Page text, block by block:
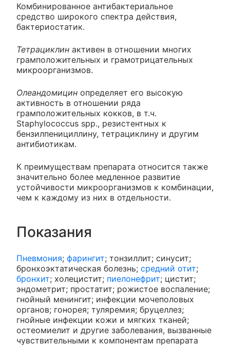
Комбинированное антибактериальное
средство широкого спектра действия,
бактериостатик.
Тетрациклин активен в отношении многих
грамположительных и грамотрицательных
микроорганизмов.
Олеандомицин определяет его высокую
активность в отношении ряда
грамположительных кокков, в т.ч.
Staphylococcus spp., резистентных к
бензилпенициллину, тетрациклину и другим
антибиотикам.
К преимуществам препарата относится также
значительно более медленное развитие
устойчивости микроорганизмов к комбинации,
чем к каждому из них в отдельности.
Показания
Пневмония; фарингит; тонзиллит; синусит;
бронхоэктатическая болезнь; средний отит;
бронхит; холецистит; пиелонефрит; цистит;
эндометрит; простатит; рожистое воспаление;
гнойный менингит; инфекции мочеполовых
органов; гонорея; туляремия; бруцеллез;
гнойные инфекции кожи и мягких тканей;
остеомиелит и другие заболевания, вызванные
чувствительными к компонентам препарата